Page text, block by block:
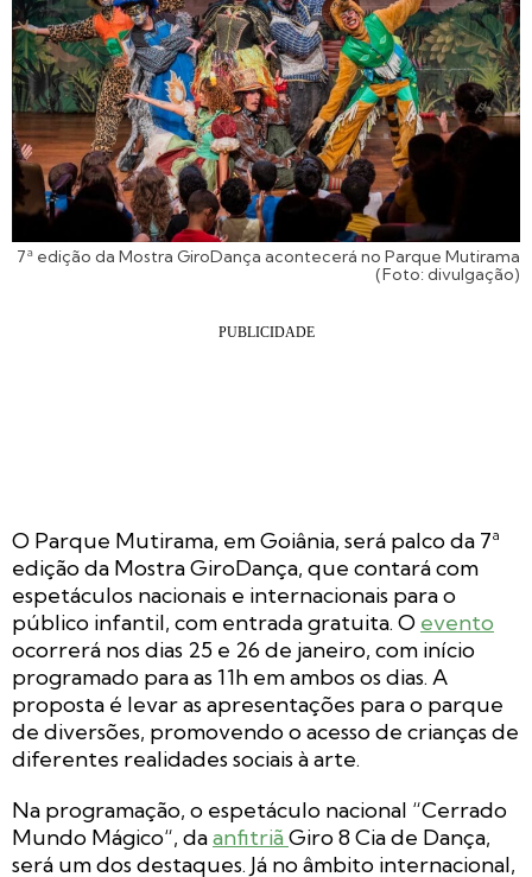
7ª edição da Mostra GiroDança acontecerá no Parque Mutirama
(Foto: divulgação)
O Parque Mutirama, em Goiânia, será palco da 7ª
edição da Mostra GiroDança, que contará com
espetáculos nacionais e internacionais para o
público infantil, com entrada gratuita. O evento
ocorrerá nos dias 25 e 26 de janeiro, com início
programado para as 11h em ambos os dias. A
proposta é levar as apresentações para o parque
de diversões, promovendo o acesso de crianças de
diferentes realidades sociais à arte.
Na programação, o espetáculo nacional “Cerrado
Mundo Mágico“, daanfitriãGiro 8 Cia de Dança,
será um dos destaques. Já no âmbito internacional,